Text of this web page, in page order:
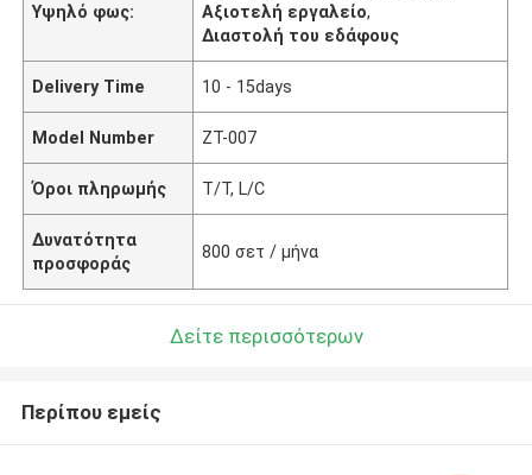
Υψηλό φως:
Αξιοτελή εργαλείο,
Διαστολή του εδάφους
Delivery Time 10 - 15days
Model Number ZT-007
Όροι πληρωμής T/T, L/C
Δυνατότητα
προσφοράς
800 σετ / μήνα
Δείτε περισσότερων
Περίπου εμείς